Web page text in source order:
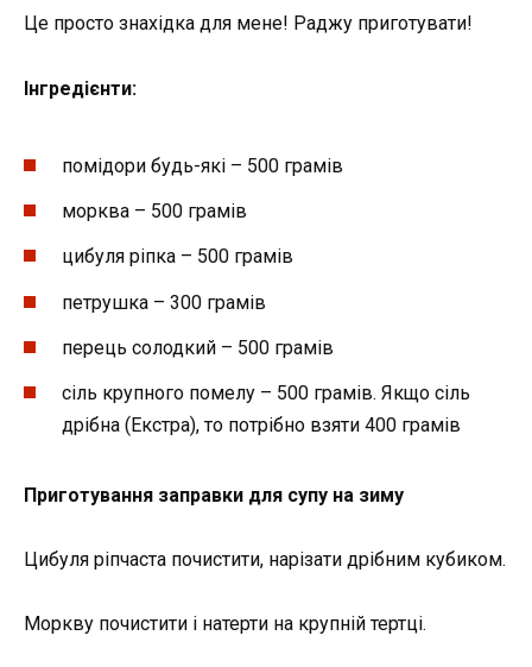
Це просто знахідка для мене! Раджу приготувати!
Інгредієнти:
помідори будь-які – 500 грамів
морква – 500 грамів
цибуля ріпка – 500 грамів
петрушка – 300 грамів
перець солодкий – 500 грамів
сіль крупного помелу – 500 грамів. Якщо сіль
дрібна (Екстра), то потрібно взяти 400 грамів
Приготування заправки для супу на зиму
Цибуля ріпчаста почистити, нарізати дрібним кубиком.
Моркву почистити і натерти на крупній тертці.